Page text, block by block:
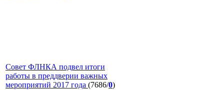
Совет ФЛНКА подвел итоги
работы в преддверии важных
мероприятий 2017 года (7686/0)